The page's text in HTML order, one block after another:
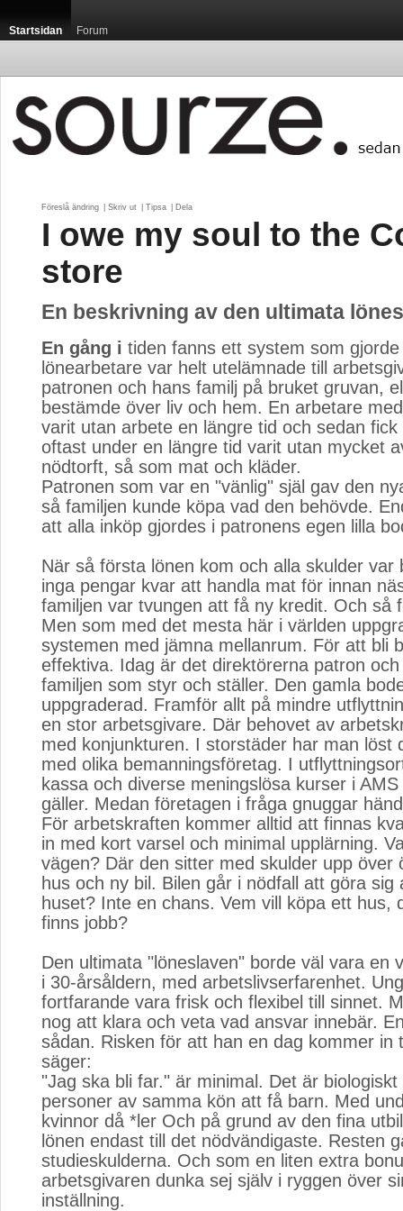
Startsidan Forum
Föreslå ändring Skriv ut Tipsa Dela
I owe my soul to the
store
En beskrivning av den ultimata
En gång i tiden fanns ett system som
lönearbetare var helt utelämnade till
patronen och hans familj på bruket gruvan,
bestämde över liv och hem. En arbetare
varit utan arbete en längre tid och sedan
oftast under en längre tid varit utan mycket
nödtorft, så som mat och kläder.
Patronen som var en "vänlig" själ gav den
så familjen kunde köpa vad den behövde.
att alla inköp gjordes i patronens egen lilla
När så första lönen kom och alla skulder var
inga pengar kvar att handla mat för innan
familjen var tvungen att få ny kredit. Och så
Men som med det mesta här i världen
systemen med jämna mellanrum. För att bli
effektiva. Idag är det direktörerna patron
familjen som styr och ställer. Den gamla
uppgraderad. Framför allt på mindre
en stor arbetsgivare. Där behovet av
med konjunkturen. I storstäder har man löst
med olika bemanningsföretag. I
kassa och diverse meningslösa kurser i
gäller. Medan företagen i fråga gnuggar
För arbetskraften kommer alltid att finnas
in med kort varsel och minimal upplärning.
vägen? Där den sitter med skulder upp över
hus och ny bil. Bilen går i nödfall att göra sig
huset? Inte en chans. Vem vill köpa ett hus,
finns jobb?
Den ultimata "löneslaven" borde väl vara en
i 30-årsåldern, med arbetslivserfarenhet.
fortfarande vara frisk och flexibel till sinnet.
nog att klara och veta vad ansvar innebär.
sådan. Risken för att han en dag kommer in
säger:
"Jag ska bli far." är minimal. Det är
personer av samma kön att få barn. Med
kvinnor då *ler Och på grund av den fina
lönen endast till det nödvändigaste. Resten
studieskulderna. Och som en liten extra
arbetsgivaren dunka sej själv i ryggen över
inställning.